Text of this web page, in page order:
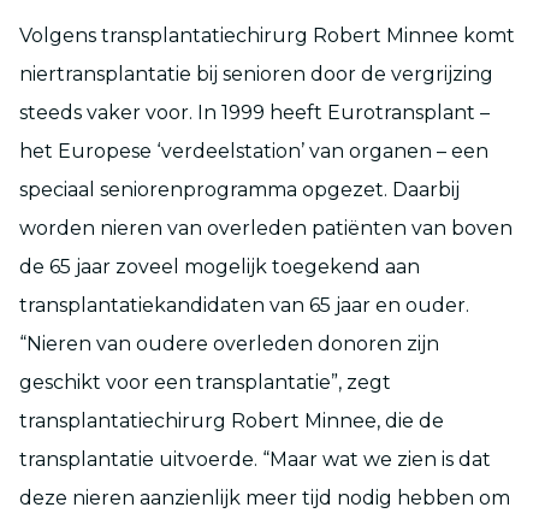
Volgens transplantatiechirurg Robert Minnee komt
niertransplantatie bij senioren door de vergrijzing
steeds vaker voor. In 1999 heeft Eurotransplant –
het Europese ‘verdeelstation’ van organen – een
speciaal seniorenprogramma opgezet. Daarbij
worden nieren van overleden patiënten van boven
de 65 jaar zoveel mogelijk toegekend aan
transplantatiekandidaten van 65 jaar en ouder.
“Nieren van oudere overleden donoren zijn
geschikt voor een transplantatie”, zegt
transplantatiechirurg Robert Minnee, die de
transplantatie uitvoerde. “Maar wat we zien is dat
deze nieren aanzienlijk meer tijd nodig hebben om